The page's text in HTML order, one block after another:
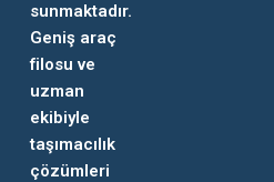
sunmaktadır.
Geniş araç
filosu ve
uzman
ekibiyle
taşımacılık
çözümleri